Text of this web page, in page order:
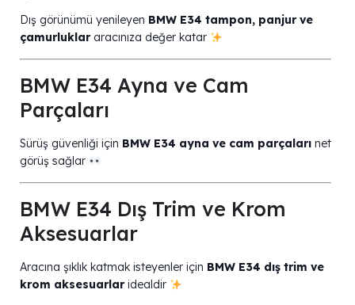
Dış görünümü yenileyen BMW E34 tampon, panjur ve
çamurluklararacınıza değer katar
BMW E34 Ayna ve Cam
Parçaları
Sürüş güvenliği için BMW E34 ayna ve cam parçaları net
görüş sağlar
BMW E34 Dış Trim ve Krom
Aksesuarlar
Aracına şıklık katmak isteyenler için BMW E34 dış trim ve
krom aksesuarlaridealdir